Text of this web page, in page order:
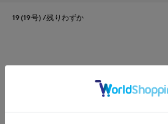
19(19号) 残りわずか